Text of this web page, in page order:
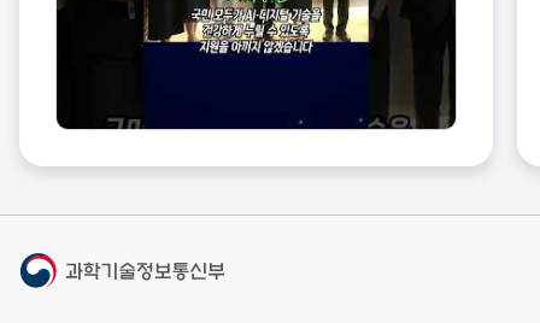
과학기술정보통신부